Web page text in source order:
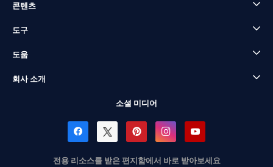
콘텐츠
도구
도움
회사 소개
소셜 미디어
전용 리소스를 받은 편지함에서 바로 받아보세요